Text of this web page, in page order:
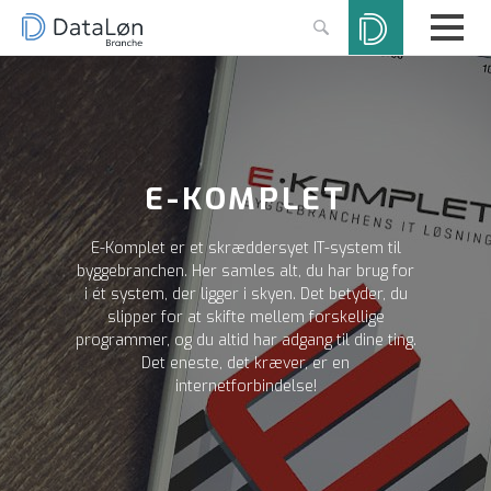
E-KOMPLET
E-Komplet er et skræddersyet IT-system til
byggebranchen. Her samles alt, du har brug for
i ét system, der ligger i skyen. Det betyder, du
slipper for at skifte mellem forskellige
programmer, og du altid har adgang til dine ting.
Det eneste, det kræver, er en
internetforbindelse!